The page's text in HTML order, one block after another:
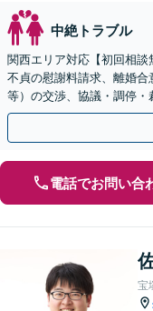
中絶トラブル
関西エリア対応【初回相談
不貞の慰謝料請求、離婚
等）の交渉、協議・調停
に、最良の解決へ【弁護
電話でお問い合
宝